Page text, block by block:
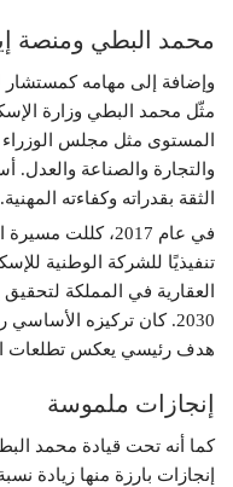
محمد البطي ومنصة
وإضافة إلى مهامه كمستشار
مثّل محمد البطي وزارة
المستوى مثل مجلس
والتجارة والصناعة والعدل.
الثقة بقدراته وكفاءته المهنية.
في عام 2017،
تنفيذيًا للشركة الوطنية
العقارية في المملكة
2030. كان تركيزه
هدف رئيسي يعكس تطلعات
إنجازات ملموسة
كما أنه تحت قيادة محمد